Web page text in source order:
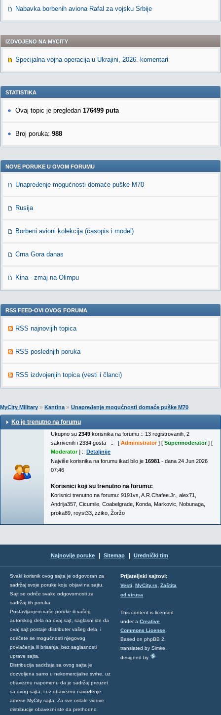
Nabavka borbenih aviona Rafal za vojsku Srbije
IZDVOJENO NA MYCITY
Specijalna vojna operacija u Ukrajini, 2026. komentari
STATISTIKA
Ovaj topic je pregledan 176499 puta
Broj poruka: 988
NOVE PORUKE U OVOM FORUMU
Unapređenje mogućnosti domaće puške M70
Rusija
Borbeni avioni kolekcija (časopis i model)
Crna Gora danas
Kina - zmaj na Olimpu
RSS FEED-OVI OVOG FORUMA
RSS najnovijih topica
RSS poslednjih poruka
RSS izdvojenjih topica (vesti i članci)
MyCity Military » Kantina» Unapređenje mogućnosti domaće puške M70
Ko je trenutno na forumu
Ukupno su 2349 korisnika na forumu :: 13 registrovanih, 2
sakrivenih i 2334 gosta :: [ Administrator] [ Supermoderator] [
Moderator] :: Detaljnije
Najviše korisnika na forumu ikad bilo je 16981 - dana 24 Jun 2026
07:46
Korisnici koji su trenutno na forumu:
Korisnici trenutno na forumu: 9191vs A.R.Chafee.Jr. alex71
Andrija357 Cicumile Coabelgrade Konda Markovic Nobunaga
proka89 royst33 zziko Žoržo
Najnovije poruke Sitemap Urednički tim
Svaki korisnik ovog sajta je odgovoran za
sadržaj svoje poruke koju objavi na sajtu.
Sajt se odriče svake odgovornosti za
sadržaj tih poruka.
Postavljanjem vaše poruke ili vašeg
autorskog dela na ovaj sajt, saglasni ste da
ovaj sajt postaje distributer vašeg dela, i
odričete se mogućnosti njegovog
povlačenja ili brisanja, bez saglasnosti
uprave sajta.
Distribucija sadržaja sa ovog sajta je
dozvoljena samo u nekomercijalne svrhe, uz
obaveznu napomenu da je sadržaj preuzet
sa ovog sajta, i uz obavezno navođenje
adrese MyCity sajta. Za sve ostale vidove
distribucije obavezni ste da prethodno
Prijateljski sajtovi:
Vesti, MyCity.rs, Zaštita
od virusa
This content is licensed
under a Creative
Commons License
Based on phpBB 2,
translated by Simke,
designed by